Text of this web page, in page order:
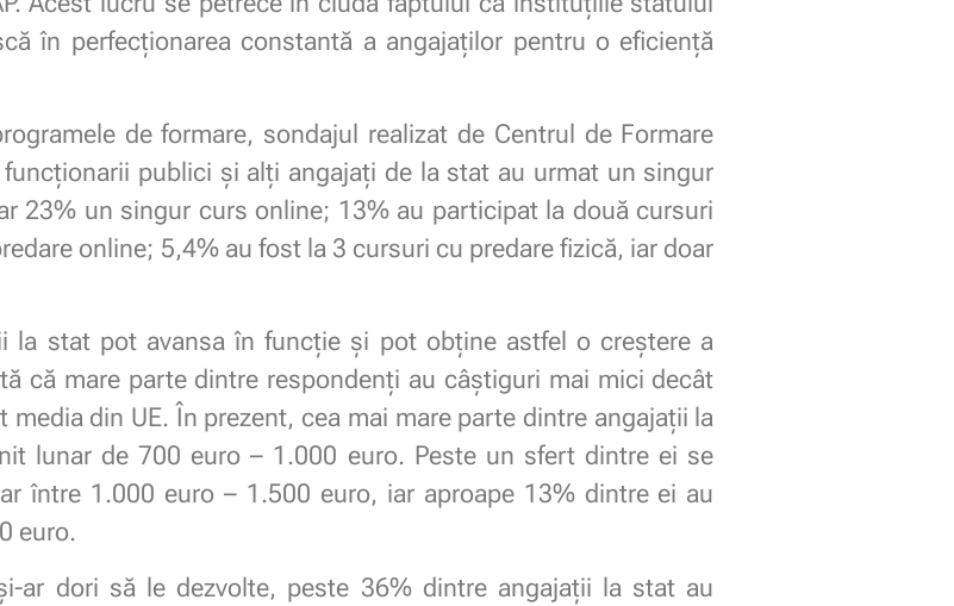
în perfecționarea constantă a angajaților pentru o eficiență
de formare, sondajul realizat de Centrul de Formare
funcționarii publici și alți angajați de la stat au urmat un singur
23% un singur curs online; 13% au participat la două cursuri
online; 5,4% au fost la 3 cursuri cu predare fizică, iar doar
la stat pot avansa în funcție și pot obține astfel o creștere a
că mare parte dintre respondenți au câștiguri mai mici decât
din UE. În prezent, cea mai mare parte dintre angajații la
lunar de 700 euro – 1.000 euro. Peste un sfert dintre ei se
între 1.000 euro – 1.500 euro, iar aproape 13% dintre ei au
euro.
ar dori să le dezvolte, peste 36% dintre angajații la stat au